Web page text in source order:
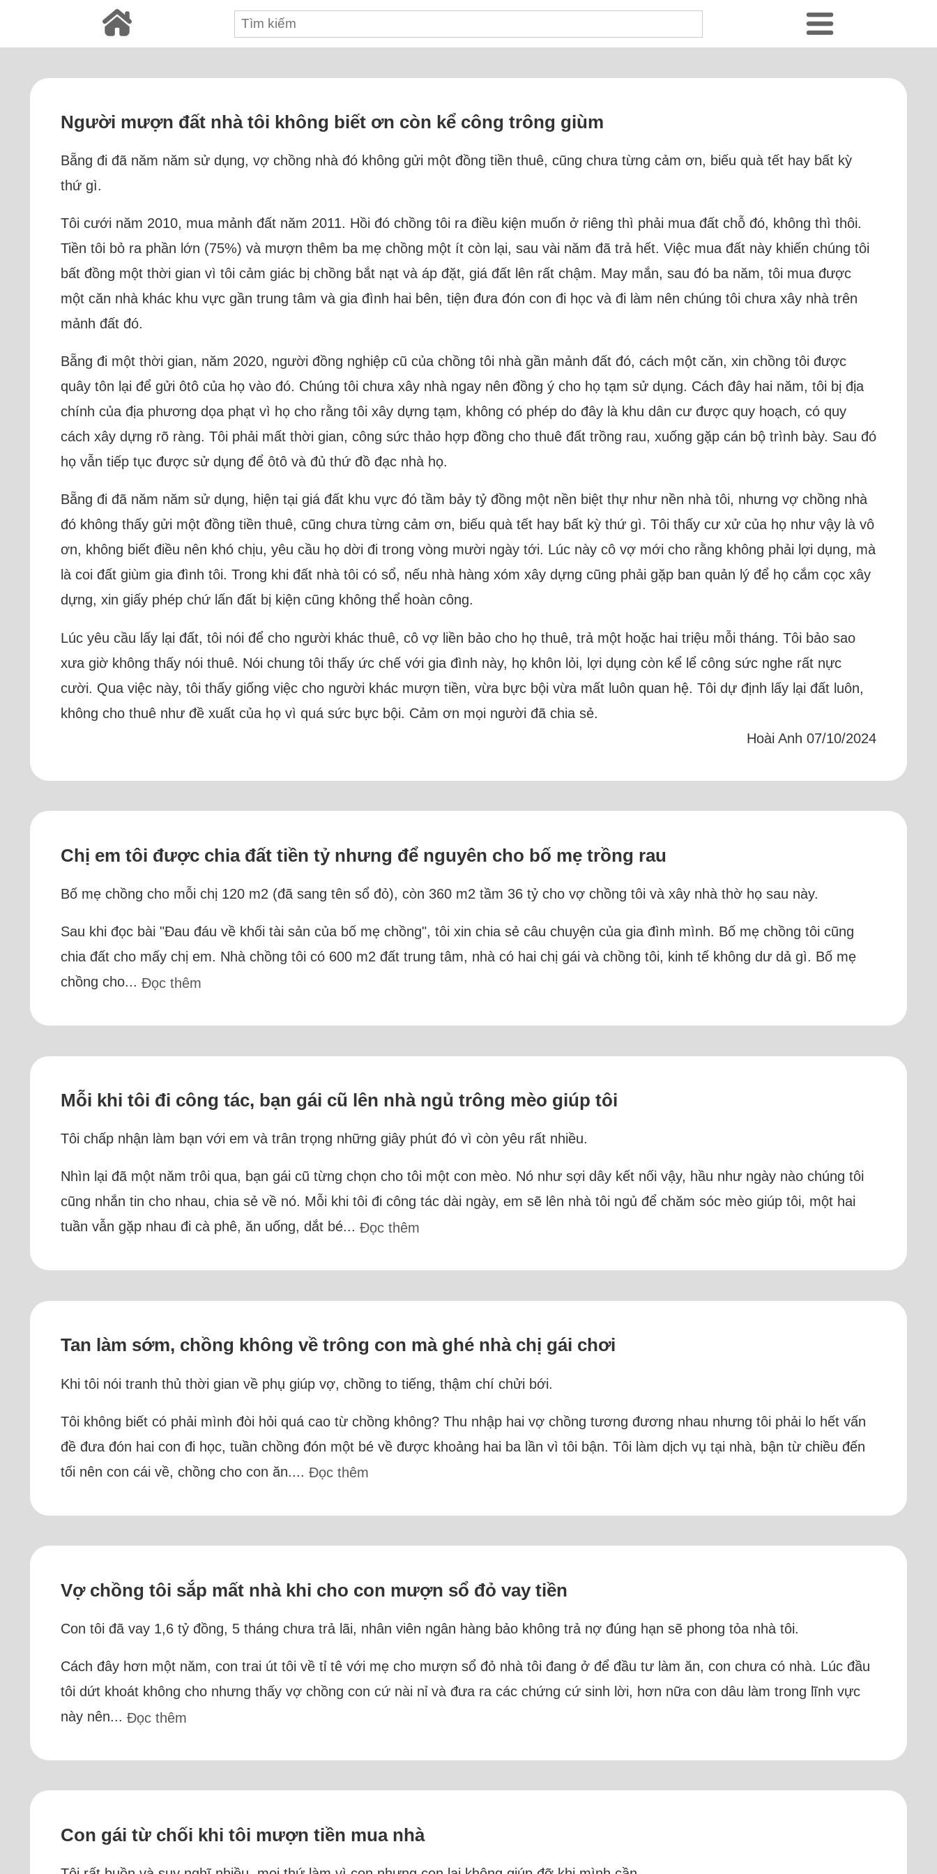
Người mượn đất nhà tôi không biết ơn còn kể công trông giùm
Bẵng đi đã năm năm sử dụng, vợ chồng nhà đó không gửi một đồng tiền thuê, cũng chưa từng cảm ơn, biếu quà tết hay bất kỳ
thứ gì.
Tôi cưới năm 2010, mua mảnh đất năm 2011. Hồi đó chồng tôi ra điều kiện muốn ở riêng thì phải mua đất chỗ đó, không thì thôi.
Tiền tôi bỏ ra phần lớn (75%) và mượn thêm ba mẹ chồng một ít còn lại, sau vài năm đã trả hết. Việc mua đất này khiến chúng tôi
bất đồng một thời gian vì tôi cảm giác bị chồng bắt nạt và áp đặt, giá đất lên rất chậm. May mắn, sau đó ba năm, tôi mua được
một căn nhà khác khu vực gần trung tâm và gia đình hai bên, tiện đưa đón con đi học và đi làm nên chúng tôi chưa xây nhà trên
mảnh đất đó.
Bẵng đi một thời gian, năm 2020, người đồng nghiệp cũ của chồng tôi nhà gần mảnh đất đó, cách một căn, xin chồng tôi được
quây tôn lại để gửi ôtô của họ vào đó. Chúng tôi chưa xây nhà ngay nên đồng ý cho họ tạm sử dụng. Cách đây hai năm, tôi bị địa
chính của địa phương dọa phạt vì họ cho rằng tôi xây dựng tạm, không có phép do đây là khu dân cư được quy hoạch, có quy
cách xây dựng rõ ràng. Tôi phải mất thời gian, công sức thảo hợp đồng cho thuê đất trồng rau, xuống gặp cán bộ trình bày. Sau đó
họ vẫn tiếp tục được sử dụng để ôtô và đủ thứ đồ đạc nhà họ.
Bẵng đi đã năm năm sử dụng, hiện tại giá đất khu vực đó tầm bảy tỷ đồng một nền biệt thự như nền nhà tôi, nhưng vợ chồng nhà
đó không thấy gửi một đồng tiền thuê, cũng chưa từng cảm ơn, biếu quà tết hay bất kỳ thứ gì. Tôi thấy cư xử của họ như vậy là vô
ơn, không biết điều nên khó chịu, yêu cầu họ dời đi trong vòng mười ngày tới. Lúc này cô vợ mới cho rằng không phải lợi dụng, mà
là coi đất giùm gia đình tôi. Trong khi đất nhà tôi có sổ, nếu nhà hàng xóm xây dựng cũng phải gặp ban quản lý để họ cắm cọc xây
dựng, xin giấy phép chứ lấn đất bị kiện cũng không thể hoàn công.
Lúc yêu cầu lấy lại đất, tôi nói để cho người khác thuê, cô vợ liền bảo cho họ thuê, trả một hoặc hai triệu mỗi tháng. Tôi bảo sao
xưa giờ không thấy nói thuê. Nói chung tôi thấy ức chế với gia đình này, họ khôn lỏi, lợi dụng còn kể lể công sức nghe rất nực
cười. Qua việc này, tôi thấy giống việc cho người khác mượn tiền, vừa bực bội vừa mất luôn quan hệ. Tôi dự định lấy lại đất luôn,
không cho thuê như đề xuất của họ vì quá sức bực bội. Cảm ơn mọi người đã chia sẻ.
Hoài Anh 07/10/2024
Chị em tôi được chia đất tiền tỷ nhưng để nguyên cho bố mẹ trồng rau
Bố mẹ chồng cho mỗi chị 120 m2 (đã sang tên sổ đỏ), còn 360 m2 tầm 36 tỷ cho vợ chồng tôi và xây nhà thờ họ sau này.
Sau khi đọc bài "Đau đáu về khối tài sản của bố mẹ chồng", tôi xin chia sẻ câu chuyện của gia đình mình. Bố mẹ chồng tôi cũng
chia đất cho mấy chị em. Nhà chồng tôi có 600 m2 đất trung tâm, nhà có hai chị gái và chồng tôi, kinh tế không dư dả gì. Bố mẹ
chồng cho... Đọc thêm
Mỗi khi tôi đi công tác, bạn gái cũ lên nhà ngủ trông mèo giúp tôi
Tôi chấp nhận làm bạn với em và trân trọng những giây phút đó vì còn yêu rất nhiều.
Nhìn lại đã một năm trôi qua, bạn gái cũ từng chọn cho tôi một con mèo. Nó như sợi dây kết nối vậy, hầu như ngày nào chúng tôi
cũng nhắn tin cho nhau, chia sẻ về nó. Mỗi khi tôi đi công tác dài ngày, em sẽ lên nhà tôi ngủ để chăm sóc mèo giúp tôi, một hai
tuần vẫn gặp nhau đi cà phê, ăn uống, dắt bé... Đọc thêm
Tan làm sớm, chồng không về trông con mà ghé nhà chị gái chơi
Khi tôi nói tranh thủ thời gian về phụ giúp vợ, chồng to tiếng, thậm chí chửi bới.
Tôi không biết có phải mình đòi hỏi quá cao từ chồng không? Thu nhập hai vợ chồng tương đương nhau nhưng tôi phải lo hết vấn
đề đưa đón hai con đi học, tuần chồng đón một bé về được khoảng hai ba lần vì tôi bận. Tôi làm dịch vụ tại nhà, bận từ chiều đến
tối nên con cái về, chồng cho con ăn.... Đọc thêm
Vợ chồng tôi sắp mất nhà khi cho con mượn sổ đỏ vay tiền
Con tôi đã vay 1,6 tỷ đồng, 5 tháng chưa trả lãi, nhân viên ngân hàng bảo không trả nợ đúng hạn sẽ phong tỏa nhà tôi.
Cách đây hơn một năm, con trai út tôi về tỉ tê với mẹ cho mượn sổ đỏ nhà tôi đang ở để đầu tư làm ăn, con chưa có nhà. Lúc đầu
tôi dứt khoát không cho nhưng thấy vợ chồng con cứ nài nỉ và đưa ra các chứng cứ sinh lời, hơn nữa con dâu làm trong lĩnh vực
này nên... Đọc thêm
Con gái từ chối khi tôi mượn tiền mua nhà